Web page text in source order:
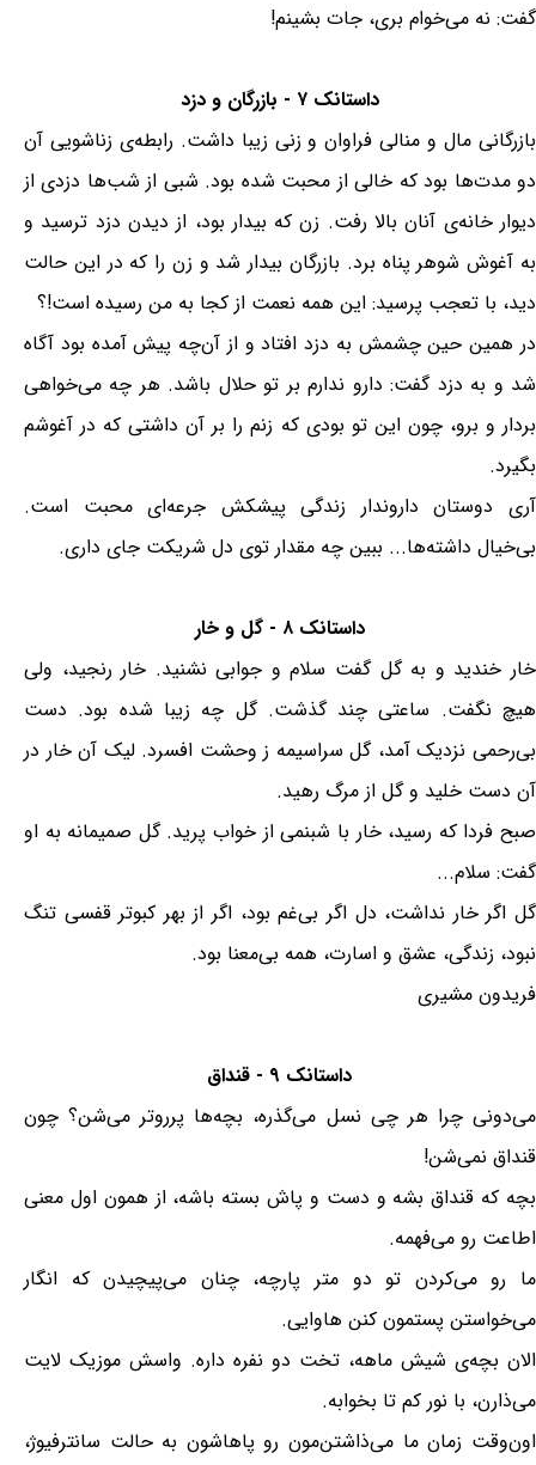
گفت: نه می‌خوام بری، جات بشینم!
داستانک ۷ - بازرگان و دزد
بازرگانی مال و منالی فراوان و زنی زیبا داشت. رابطه‌ی زناشویی آن
دو مدت‌ها بود که خالی از محبت شده بود. شبی از شب‌ها دزدی از
دیوار خانه‌ی آنان بالا رفت. زن که بیدار بود، از دیدن دزد ترسید و
به آغوش شوهر پناه برد. بازرگان بیدار شد و زن را که در این حالت
دید، با تعجب پرسید: این همه نعمت از کجا به من رسیده است!؟
در همین حین چشمش به دزد افتاد و از آن‌چه پیش آمده بود آگاه
شد و به دزد گفت: دارو ندارم بر تو حلال باشد. هر چه می‌خواهی
بردار و برو، چون این تو بودی که زنم را بر آن داشتی که در آغوشم
بگیرد.
آری دوستان داروندار زندگی پیشکش جرعه‌ای محبت است.
بی‌خیال داشته‌ها... ببین چه مقدار توی دل شریکت جای داری.
داستانک ۸ - گل و خار
خار خندید و به گل گفت سلام و جوابی نشنید. خار رنجید، ولی
هیچ نگفت. ساعتی چند گذشت. گل چه زیبا شده بود. دست
بی‌رحمی نزدیک آمد، گل سراسیمه ز وحشت افسرد. لیک آن خار در
آن دست خلید و گل از مرگ رهید.
صبح فردا که رسید، خار با شبنمی از خواب پرید. گل صميمانه به او
گفت: سلام...
گل اگر خار نداشت، دل اگر بی‌غم بود، اگر از بهر كبوتر قفسی تنگ
نبود، زندگی، عشق و اسارت، همه بی‌معنا بود.
فریدون مشیری
داستانک ۹ - قنداق
می‌دونی چرا هر چی نسل می‌گذره، بچه‌ها پرروتر می‌شن؟ چون
قنداق نمی‌شن!
بچه که قنداق بشه و دست و پاش بسته باشه، از همون اول معنی
اطاعت رو می‌فهمه.
ما رو می‌کردن تو دو متر پارچه، چنان می‌پیچیدن که انگار
می‌خواستن پستمون کنن هاوایی.
الان بچه‌ی شیش ماهه، تخت دو نفره داره. واسش موزیک لایت
می‌ذارن، با نور کم تا بخوابه.
اون‌وقت زمان ما می‌ذاشتن‌مون رو پاهاشون به حالت سانترفیوژ،